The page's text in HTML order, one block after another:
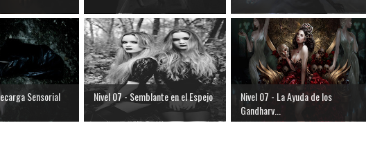
Sensorial Nivel 07 - Semblante en el Espejo
Nivel 07 - La Ayuda de los
Gandharv...